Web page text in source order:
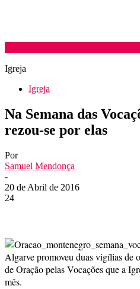
Igreja
Igreja
Na Semana das
rezou-se por elas
Por
Samuel Mendonça
-
20 de Abril de 2016
24
Algarve promoveu duas vigílias de
de Oração pelas Vocações que a
mês.